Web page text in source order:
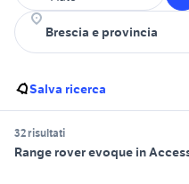
Salva ricerca
32 risultati
Range rover evoque in